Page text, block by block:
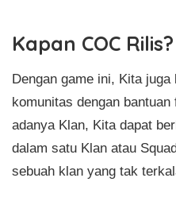
Kapan COC Rilis?
Dengan game ini, Kita
komunitas dengan
adanya Klan, Kita dapat
dalam satu Klan atau
sebuah klan yang tak